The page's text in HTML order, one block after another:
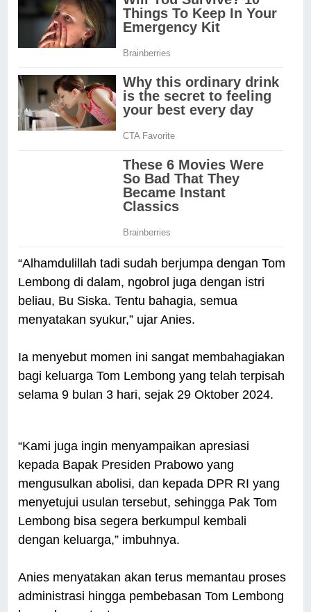
“Alhamdulillah tadi sudah berjumpa dengan Tom
Lembong di dalam, ngobrol juga dengan istri
beliau, Bu Siska. Tentu bahagia, semua
menyatakan syukur,” ujar Anies.
Ia menyebut momen ini sangat membahagiakan
bagi keluarga Tom Lembong yang telah terpisah
selama 9 bulan 3 hari, sejak 29 Oktober 2024.
“Kami juga ingin menyampaikan apresiasi
kepada Bapak Presiden Prabowo yang
mengusulkan abolisi, dan kepada DPR RI yang
menyetujui usulan tersebut, sehingga Pak Tom
Lembong bisa segera berkumpul kembali
dengan keluarga,” imbuhnya.
Anies menyatakan akan terus memantau proses
administrasi hingga pembebasan Tom Lembong